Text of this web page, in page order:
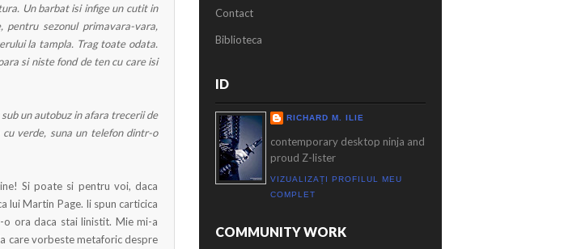
Un barbat isi infige un cutit in
sezonul primavara-vara,
la tampla. Trag toate odata.
si niste fond de ten cu care isi
un autobuz in afara trecerii de
cu verde, suna un telefon dintr-o
Si poate si pentru voi, daca
lui Martin Page. Ii spun carticica
ora daca stai linistit. Mie mi-a
care vorbeste metaforic despre
Contact
Biblioteca
ID
RICHARD M. ILIE
contemporary desktop ninja and
proud Z-lister
VIZUALIZAȚI PROFILUL MEU
COMPLET
COMMUNITY WORK